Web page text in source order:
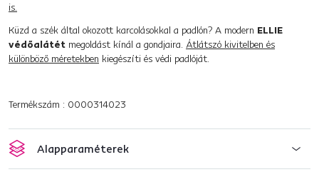
is.
Küzd a szék által okozott karcolásokkal a padlón? A modern ELLIE
védőalátét megoldást kínál a gondjaira. Átlátszó kivitelben és
különböző méretekben kiegészíti és védi padlóját.
Termékszám : 0000314023
Alapparaméterek